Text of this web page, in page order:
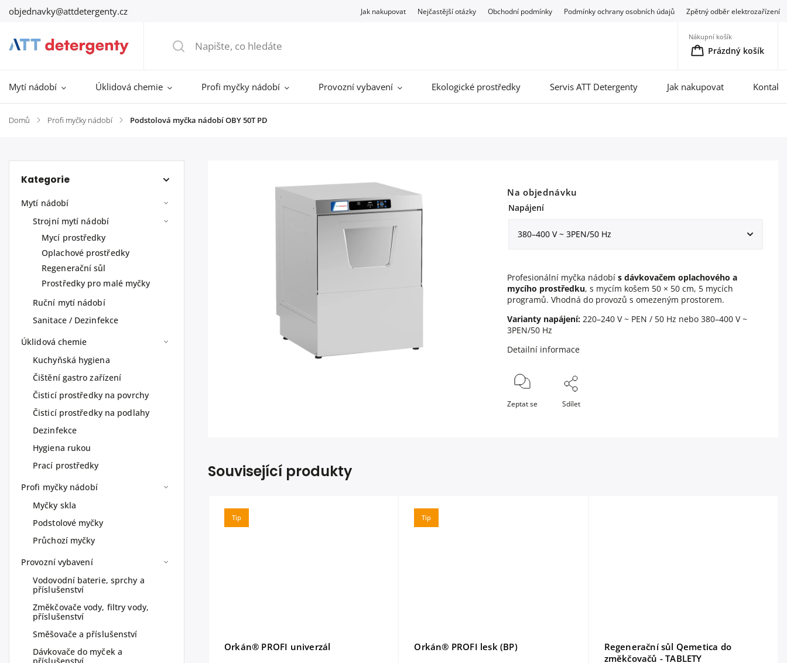
objednavky@attdetergenty.cz Jak nakupovat Nejčastější otázky Obchodní podmínky Podmínky ochrany osobních údajů Zpětný odběr elektrozařízení
Nákupní košík
Prázdný košík
Mytí nádobí Úklidová chemie Profi myčky nádobí Provozní vybavení Ekologické prostředky Servis ATT Detergenty Jak nakupovat
Domů / Profi myčky nádobí / Podstolová myčka nádobí OBY 50T PD
Kategorie
Mytí nádobí
Strojní mytí nádobí
Mycí prostředky
Oplachové prostředky
Regenerační sůl
Prostředky pro malé myčky
Ruční mytí nádobí
Sanitace / Dezinfekce
Úklidová chemie
Kuchyňská hygiena
Čištění gastro zařízení
Čisticí prostředky na povrchy
Čisticí prostředky na podlahy
Dezinfekce
Hygiena rukou
Prací prostředky
Profi myčky nádobí
Myčky skla
Podstolové myčky
Průchozí myčky
Provozní vybavení
Vodovodní baterie, sprchy a
příslušenství
Změkčovače vody, filtry vody,
příslušenství
Směšovače a příslušenství
Dávkovače do myček a
Na objednávku
Napájení
Profesionální myčka nádobí s dávkovačem oplachového a
mycího prostředku, s mycím košem 50 × 50 cm, 5 mycích
programů. Vhodná do provozů s omezeným prostorem.
Varianty napájení: 220–240 V ~ PEN / 50 Hz nebo 380–400 V ~
3PEN/50 Hz
Detailní informace
Zeptat se Sdílet
Související produkty
Tip
Orkán® PROFI univerzál
Tip
Orkán® PROFI lesk (BP)
Regenerační sůl Qemetica do
změkčovačů - TABLETY